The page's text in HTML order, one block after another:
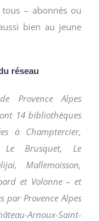
– abonnés ou
bien au jeune
réseau
Provence Alpes
14 bibliothèques
à Champtercier,
Le Brusquet, Le
Mallemoisson,
et Volonne – et
par Provence Alpes
Arnoux-Saint-